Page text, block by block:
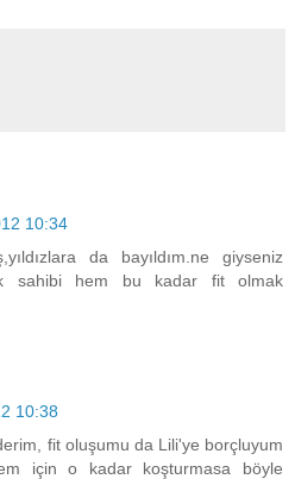
10:34
da bayıldım.ne giyseniz
sahibi hem bu kadar fit olmak
10:38
fit oluşumu da Lili'ye borçluyum
için o kadar koşturmasa böyle